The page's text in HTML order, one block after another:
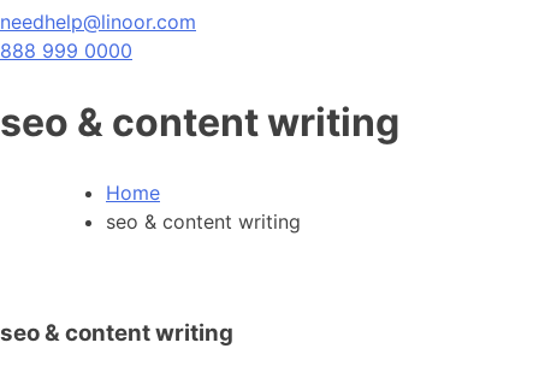
needhelp@linoor.com
888 999 0000
seo & content writing
Home
seo & content writing
seo & content writing